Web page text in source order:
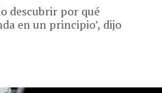
descubrir por qué
en un principio’, dijo